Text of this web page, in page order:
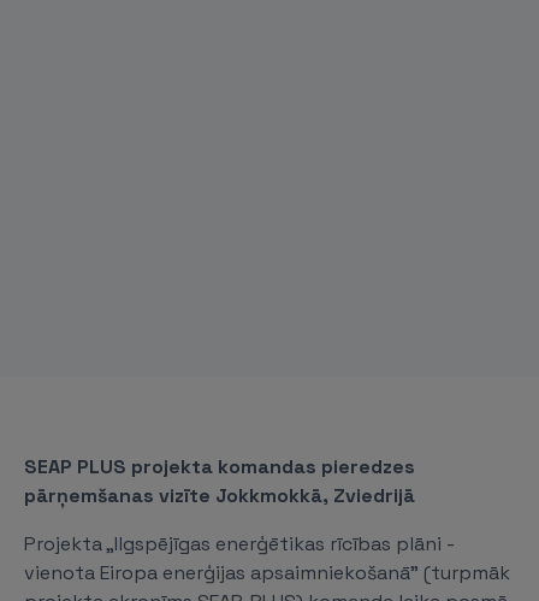
SEAP PLUS projekta komandas pieredzes
pārņemšanas vizīte Jokkmokkā, Zviedrijā
Projekta „Ilgspējīgas enerģētikas rīcības plāni -
vienota Eiropa enerģijas apsaimniekošanā” (turpmāk